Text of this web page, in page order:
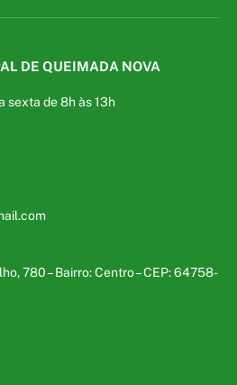
DE QUEIMADA NOVA
sexta de 8h às 13h
780 – Bairro: Centro – CEP: 64758-